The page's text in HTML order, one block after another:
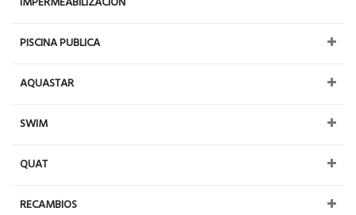
PISCINA PUBLICA
AQUASTAR
SWIM
QUAT
RECAMBIOS